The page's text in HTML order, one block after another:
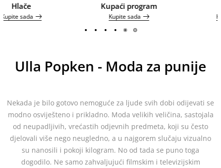
Kupaći program
Kupite sada
Haljine SU
Kupite sada
Ulla Popken - Moda za punije
Nekada je bilo gotovo nemoguće za ljude svih dobi odijevati se
modno osviješteno i prikladno. Moda velikih veličina, sastojala
od neupadljivih, vrećastih odjevnih predmeta, koji su često
djelovali više nego neugledno, a u najgorem slučaju vizualno
su nanosili i pokoji kilogram. No od tada se puno toga
dogodilo. Ne samo zahvaljujući filmskim i televizijskim